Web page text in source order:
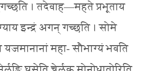
। तदेवाह—महते प्रभूताय
इन्द्रं अगन् गच्छति । सोमे
यजमानानां महा- सौभाग्यं भवति